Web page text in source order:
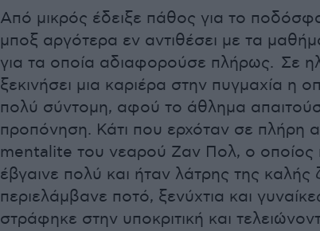
Από μικρός έδειξε πάθος για το
μποξ αργότερα εν αντιθέσει με τα
για τα οποία αδιαφορούσε πλήρως. Σε
ξεκινήσει μια καριέρα στην πυγμαχία η
πολύ σύντομη, αφού το άθλημα
προπόνηση. Κάτι που ερχόταν σε πλήρη
mentalite του νεαρού Ζαν Πολ, ο οποίος
έβγαινε πολύ και ήταν λάτρης της καλής
περιελάμβανε ποτό, ξενύχτια και
στράφηκε στην υποκριτική και